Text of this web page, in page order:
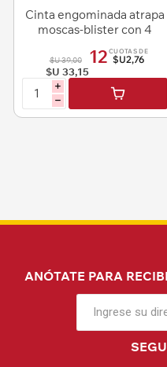
Cinta engominada atrapa
moscas-blister con 4
$U 39,00
$U 33,15
12 CUOTAS DE
$U2,76
i
h
ANÓTATE PARA